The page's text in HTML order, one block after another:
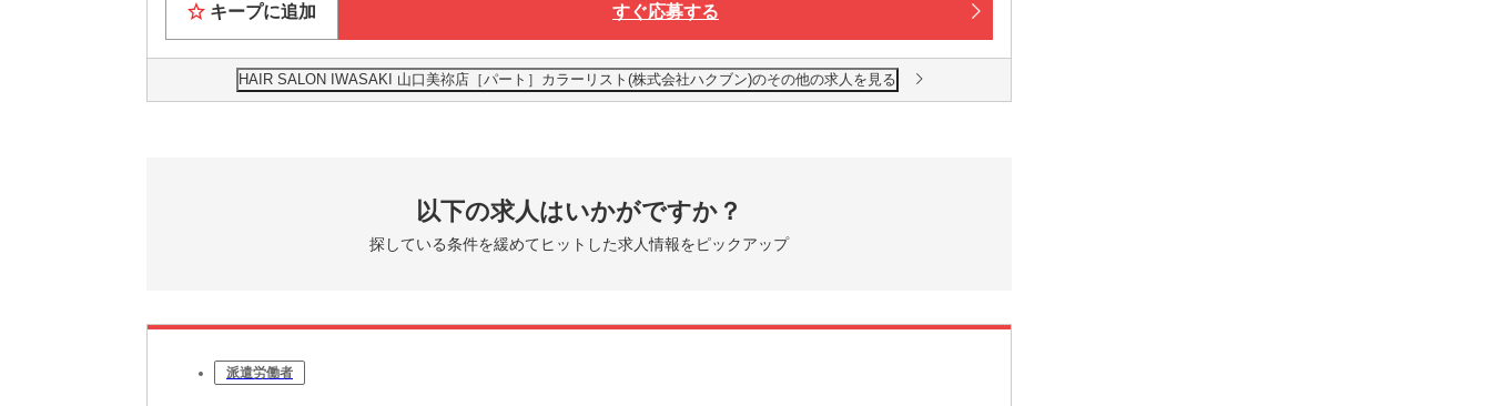
キープに追加 すぐ応募する
HAIR SALON IWASAKI 山口美祢店［パート］カラーリスト(株式会社ハクブン)のその他の求人を見る
以下の求人はいかがですか？
探している条件を緩めてヒットした求人情報をピックアップ
派遣労働者